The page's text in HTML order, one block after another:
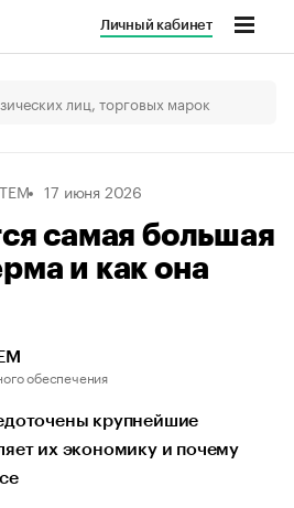
Личный кабинет
17 июня 2026
самая большая
и как она
обеспечения
крупнейшие
их экономику и почему